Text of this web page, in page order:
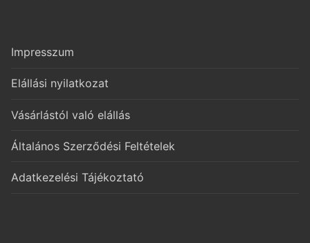
Impresszum
Elállási nyilatkozat
Vásárlástól való elállás
Általános Szerződési Feltételek
Adatkezelési Tájékoztató